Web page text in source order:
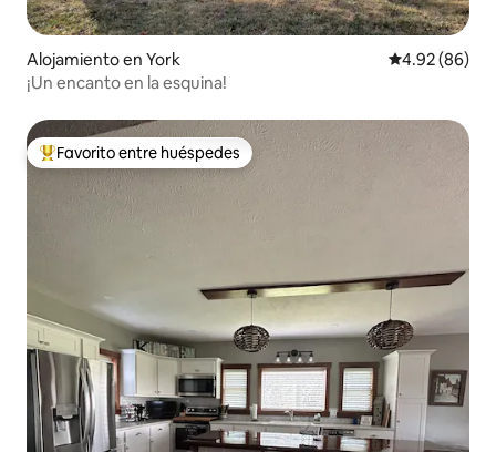
Alojamiento en York Calificación
4.92 (86)
¡Un encanto en la esquina!
Favorito entre huéspedes preferido
Favorito entre huéspedes